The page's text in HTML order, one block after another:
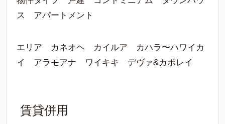
ス アパートメント
エリア カネオヘ カイルア カハラ〜ハワイカ
イ アラモアナ ワイキキ デヴァ&カポレイ
賃貸併用